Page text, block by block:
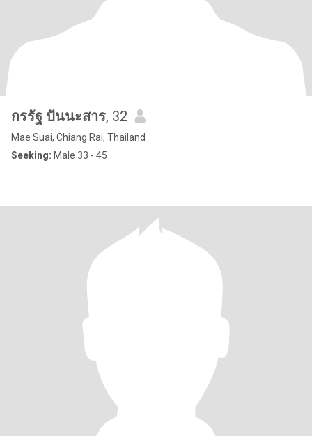
กรรัฐ ปันนะสาร, 32
Mae Suai, Chiang Rai, Thailand
Seeking: Male 33 - 45